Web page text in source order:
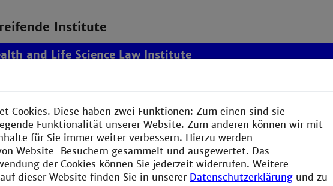
Institute
and Life Science Law Institute
Security and Safety
Cookies. Diese haben zwei Funktionen: Zum einen sind sie
Funktionalität unserer Website. Zum anderen können wir mit
für Sie immer weiter verbessern. Hierzu werden
Website-Besuchern gesammelt und ausgewertet. Das
der Cookies können Sie jederzeit widerrufen. Weitere
dieser Website finden Sie in unserer Datenschutzerklärung und zu